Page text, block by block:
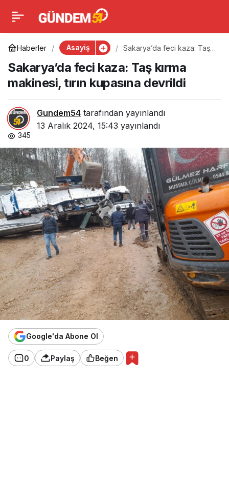
Haberler Asayiş
Sakarya’da feci kaza: Taş
kupasına devrildi
Sakarya’da feci kaza: Taş kırma
makinesi, tırın kupasına devrildi
Gundem54 tarafından yayınlandı
13 Aralık 2024, 15:43 yayınlandı
345
Google'da Abone Ol
0 Paylaş Beğen
Sakarya’da feci kaza:
Taş kırma makinesi, tırın
kupasına devrildi